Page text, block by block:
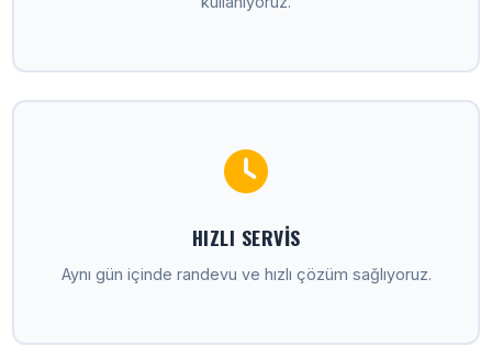
HIZLI SERVIS
Aynı gün içinde randevu ve hızlı çözüm sağlıyoruz.